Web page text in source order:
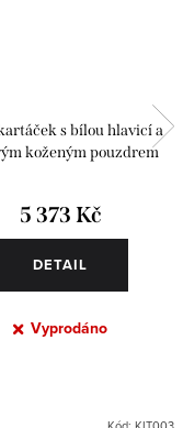
s bílou hlavicí a
koženým pouzdrem
5 373 Kč
DETAIL
Vyprodáno